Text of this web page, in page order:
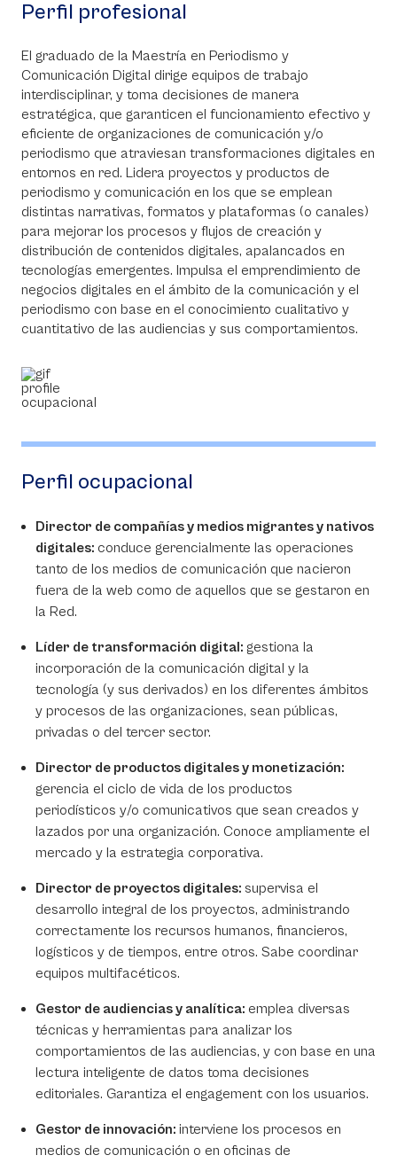
Perfil profesional
El graduado de la Maestría en Periodismo y
Comunicación Digital dirige equipos de trabajo
interdisciplinar, y toma decisiones de manera
estratégica, que garanticen el funcionamiento efectivo y
eficiente de organizaciones de comunicación y/o
periodismo que atraviesan transformaciones digitales en
entornos en red. Lidera proyectos y productos de
periodismo y comunicación en los que se emplean
distintas narrativas, formatos y plataformas (o canales)
para mejorar los procesos y flujos de creación y
distribución de contenidos digitales, apalancados en
tecnologías emergentes. Impulsa el emprendimiento de
negocios digitales en el ámbito de la comunicación y el
periodismo con base en el conocimiento cualitativo y
cuantitativo de las audiencias y sus comportamientos.
Perfil ocupacional
Director de compañías y medios migrantes y nativos
digitales: conduce gerencialmente las operaciones
tanto de los medios de comunicación que nacieron
fuera de la web como de aquellos que se gestaron en
la Red.
Líder de transformación digital: gestiona la
incorporación de la comunicación digital y la
tecnología (y sus derivados) en los diferentes ámbitos
y procesos de las organizaciones, sean públicas,
privadas o del tercer sector.
Director de productos digitales y monetización:
gerencia el ciclo de vida de los productos
periodísticos y/o comunicativos que sean creados y
lazados por una organización. Conoce ampliamente el
mercado y la estrategia corporativa.
Director de proyectos digitales: supervisa el
desarrollo integral de los proyectos, administrando
correctamente los recursos humanos, financieros,
logísticos y de tiempos, entre otros. Sabe coordinar
equipos multifacéticos.
Gestor de audiencias y analítica: emplea diversas
técnicas y herramientas para analizar los
comportamientos de las audiencias, y con base en una
lectura inteligente de datos toma decisiones
editoriales. Garantiza el engagement con los usuarios.
Gestor de innovación: interviene los procesos en
medios de comunicación o en oficinas de